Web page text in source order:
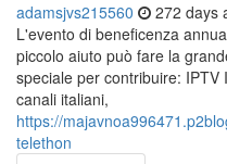
adamsjvs215560 272 days
L'evento di beneficenza
piccolo aiuto può fare la
speciale per contribuire:
canali italiani,
https://
telethon